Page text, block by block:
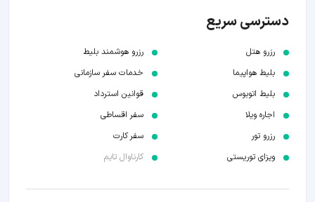
دسترسی سریع
رزرو هتل
بلیط هواپیما
بلیط اتوبوس
اجاره ویلا
رزرو تور
ویزای توریستی
رزرو هوشمند بلیط
خدمات سفر سازمانی
قوانین استرداد
سفر اقساطی
سفر کارت
کارناوال تایم